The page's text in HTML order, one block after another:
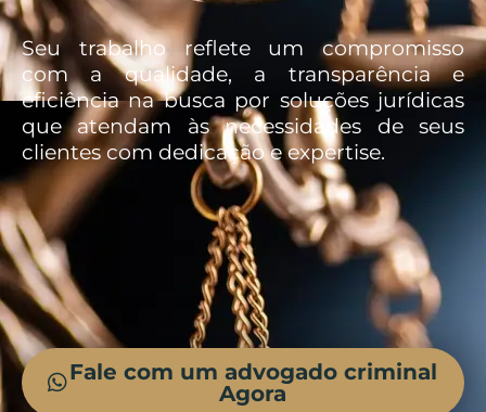
Seu trabalho reflete um compromisso
com a qualidade, a transparência e
eficiência na busca por soluções jurídicas
que atendam às necessidades de seus
clientes com dedicação e expertise.
Fale com um advogado criminal
Agora